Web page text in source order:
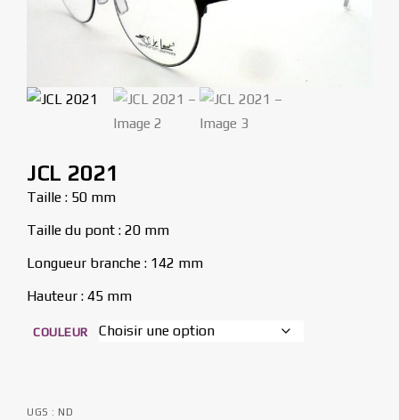
JCL 2021
Taille : 50 mm
Taille du pont : 20 mm
Longueur branche : 142 mm
Hauteur : 45 mm
COULEUR
UGS : ND